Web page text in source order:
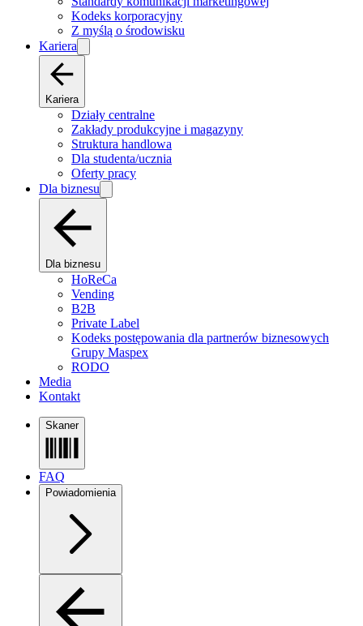
Kodeks korporacyjny
Z myślą o środowisku
Kariera
Kariera
Działy centralne
Zakłady produkcyjne i magazyny
Struktura handlowa
Dla studenta/ucznia
Oferty pracy
Dla biznesu
Dla biznesu
HoReCa
Vending
B2B
Private Label
Kodeks postępowania dla partnerów biznesowych
Grupy Maspex
RODO
Media
Kontakt
Skaner
FAQ
Powiadomienia